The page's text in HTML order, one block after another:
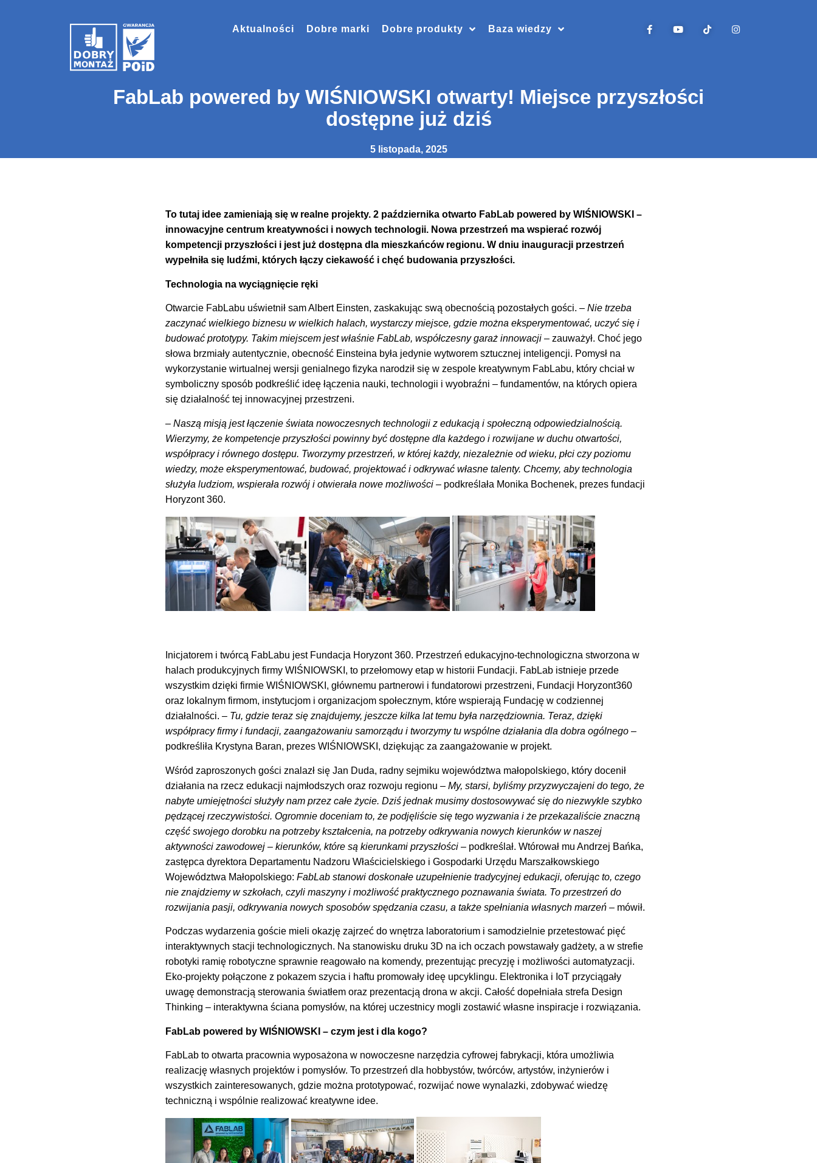
Aktualności Dobre marki Dobre produkty Baza wiedzy
FabLab powered by WIŚNIOWSKI otwarty! Miejsce przyszłości
dostępne już dziś
5 listopada, 2025
To tutaj idee zamieniają się w realne projekty. 2 października otwarto FabLab powered by WIŚNIOWSKI –
innowacyjne centrum kreatywności i nowych technologii. Nowa przestrzeń ma wspierać rozwój
kompetencji przyszłości i jest już dostępna dla mieszkańców regionu. W dniu inauguracji przestrzeń
wypełniła się ludźmi, których łączy ciekawość i chęć budowania przyszłości.
Technologia na wyciągnięcie ręki
Otwarcie FabLabu uświetnił sam Albert Einsten, zaskakując swą obecnością pozostałych gości. – Nie trzeba
zaczynać wielkiego biznesu w wielkich halach, wystarczy miejsce, gdzie można eksperymentować, uczyć się i
budować prototypy. Takim miejscem jest właśnie FabLab, współczesny garaż innowacji – zauważył. Choć jego
słowa brzmiały autentycznie, obecność Einsteina była jedynie wytworem sztucznej inteligencji. Pomysł na
wykorzystanie wirtualnej wersji genialnego fizyka narodził się w zespole kreatywnym FabLabu, który chciał w
symboliczny sposób podkreślić ideę łączenia nauki, technologii i wyobraźni – fundamentów, na których opiera
się działalność tej innowacyjnej przestrzeni.
– Naszą misją jest łączenie świata nowoczesnych technologii z edukacją i społeczną odpowiedzialnością.
Wierzymy, że kompetencje przyszłości powinny być dostępne dla każdego i rozwijane w duchu otwartości,
współpracy i równego dostępu. Tworzymy przestrzeń, w której każdy, niezależnie od wieku, płci czy poziomu
wiedzy, może eksperymentować, budować, projektować i odkrywać własne talenty. Chcemy, aby technologia
służyła ludziom, wspierała rozwój i otwierała nowe możliwości – podkreślała Monika Bochenek, prezes fundacji
Horyzont 360.
Inicjatorem i twórcą FabLabu jest Fundacja Horyzont 360. Przestrzeń edukacyjno-technologiczna stworzona w
halach produkcyjnych firmy WIŚNIOWSKI, to przełomowy etap w historii Fundacji. FabLab istnieje przede
wszystkim dzięki firmie WIŚNIOWSKI, głównemu partnerowi i fundatorowi przestrzeni, Fundacji Horyzont360
oraz lokalnym firmom, instytucjom i organizacjom społecznym, które wspierają Fundację w codziennej
działalności. – Tu, gdzie teraz się znajdujemy, jeszcze kilka lat temu była narzędziownia. Teraz, dzięki
współpracy firmy i fundacji, zaangażowaniu samorządu i tworzymy tu wspólne działania dla dobra ogólnego –
podkreśliła Krystyna Baran, prezes WIŚNIOWSKI, dziękując za zaangażowanie w projekt.
Wśród zaproszonych gości znalazł się Jan Duda, radny sejmiku województwa małopolskiego, który docenił
działania na rzecz edukacji najmłodszych oraz rozwoju regionu – My, starsi, byliśmy przyzwyczajeni do tego, że
nabyte umiejętności służyły nam przez całe życie. Dziś jednak musimy dostosowywać się do niezwykle szybko
pędzącej rzeczywistości. Ogromnie doceniam to, że podjęliście się tego wyzwania i że przekazaliście znaczną
część swojego dorobku na potrzeby kształcenia, na potrzeby odkrywania nowych kierunków w naszej
aktywności zawodowej – kierunków, które są kierunkami przyszłości – podkreślał. Wtórował mu Andrzej Bańka,
zastępca dyrektora Departamentu Nadzoru Właścicielskiego i Gospodarki Urzędu Marszałkowskiego
Województwa Małopolskiego: FabLab stanowi doskonałe uzupełnienie tradycyjnej edukacji, oferując to, czego
nie znajdziemy w szkołach, czyli maszyny i możliwość praktycznego poznawania świata. To przestrzeń do
rozwijania pasji, odkrywania nowych sposobów spędzania czasu, a także spełniania własnych marzeń – mówił.
Podczas wydarzenia goście mieli okazję zajrzeć do wnętrza laboratorium i samodzielnie przetestować pięć
interaktywnych stacji technologicznych. Na stanowisku druku 3D na ich oczach powstawały gadżety, a w strefie
robotyki ramię robotyczne sprawnie reagowało na komendy, prezentując precyzję i możliwości automatyzacji.
Eko-projekty połączone z pokazem szycia i haftu promowały ideę upcyklingu. Elektronika i IoT przyciągały
uwagę demonstracją sterowania światłem oraz prezentacją drona w akcji. Całość dopełniała strefa Design
Thinking – interaktywna ściana pomysłów, na której uczestnicy mogli zostawić własne inspiracje i rozwiązania.
FabLab powered by WIŚNIOWSKI – czym jest i dla kogo?
FabLab to otwarta pracownia wyposażona w nowoczesne narzędzia cyfrowej fabrykacji, która umożliwia
realizację własnych projektów i pomysłów. To przestrzeń dla hobbystów, twórców, artystów, inżynierów i
wszystkich zainteresowanych, gdzie można prototypować, rozwijać nowe wynalazki, zdobywać wiedzę
techniczną i wspólnie realizować kreatywne idee.